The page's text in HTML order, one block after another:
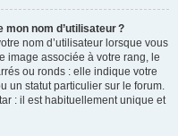
nom d’utilisateur ?
nom d’utilisateur lorsque vous
image associée à votre rang, le
ou ronds : elle indique votre
un statut particulier sur le forum.
: il est habituellement unique et